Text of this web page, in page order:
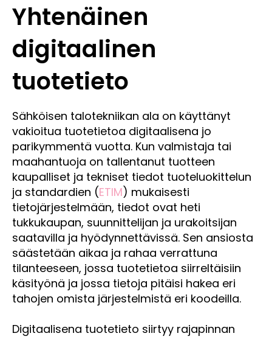
Yhtenäinen
digitaalinen
tuotetieto
Sähköisen talotekniikan ala on käyttänyt
vakioitua tuotetietoa digitaalisena jo
parikymmentä vuotta. Kun valmistaja tai
maahantuoja on tallentanut tuotteen
kaupalliset ja tekniset tiedot tuoteluokittelun
ja standardien (ETIM) mukaisesti
tietojärjestelmään, tiedot ovat heti
tukkukaupan, suunnittelijan ja urakoitsijan
saatavilla ja hyödynnettävissä. Sen ansiosta
säästetään aikaa ja rahaa verrattuna
tilanteeseen, jossa tuotetietoa siirreltäisiin
käsityönä ja jossa tietoja pitäisi hakea eri
tahojen omista järjestelmistä eri koodeilla.
Digitaalisena tuotetieto siirtyy rajapinnan